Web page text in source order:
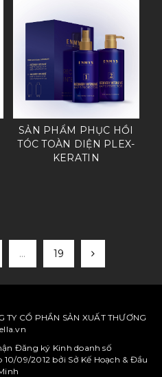
SẢN PHẨM PHỤC HỒI
TÓC TOÀN DIỆN PLEX-
KERATIN
… 19
CỔ PHẦN SẢN XUẤT THƯƠNG
Đăng ký Kinh doanh số
10/09/2012 bởi Sở Kế Hoạch & Đầu